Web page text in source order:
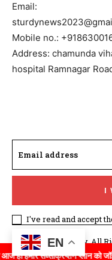
सब्सक्रिप्शन प्लान को जॉइन
Email:
Mobile no.:
Address: chamunda
hospital Ramnagar
I
I've read and accept
©WhatTodayNew. All
EN